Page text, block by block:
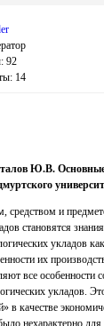
92
14
Ю.В.
и
становятся
укладов
их
все особенности
укладов.
в качестве
нехарактерно